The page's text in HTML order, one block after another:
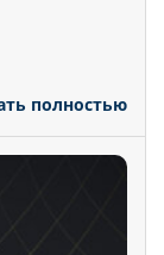
полностью